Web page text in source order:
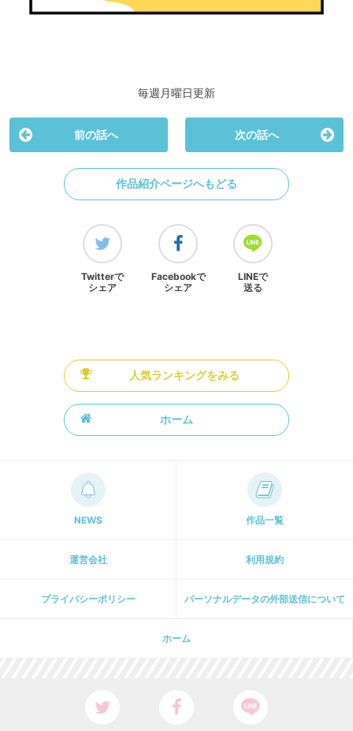
毎週月曜日更新
前の話へ 次の話へ
作品紹介ページへもどる
Twitterで
シェア
Facebookで
シェア
LINEで
送る
人気ランキングをみる
ホーム
NEWS 作品一覧
運営会社 利用規約
プライパシーポリシー パーソナルデータの外部送信について
ホーム